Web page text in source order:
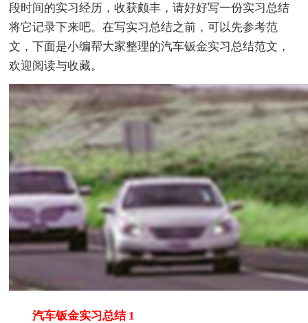
段时间的实习经历，收获颇丰，请好好写一份实习总结
将它记录下来吧。在写实习总结之前，可以先参考范
文，下面是小编帮大家整理的汽车钣金实习总结范文，
欢迎阅读与收藏。
汽车钣金实习总结 1